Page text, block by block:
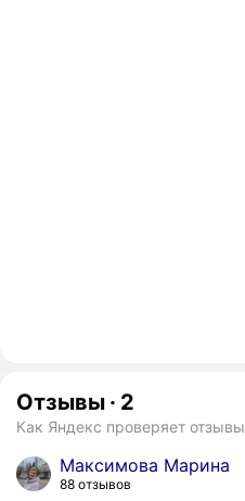
Отзывы · 2
Как Яндекс проверяет отзывы
Максимова Марина
88 отзывов